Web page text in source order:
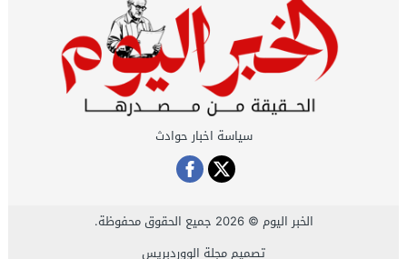
سياسة اخبار حوادث
الخبر اليوم © 2026 جميع الحقوق محفوظة.
تصميممجلة الووردبريس